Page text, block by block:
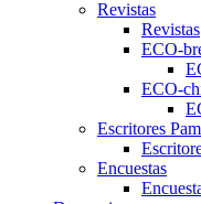
Revistas
Revistas
ECO-
ECO-
Escritores
Encuestas